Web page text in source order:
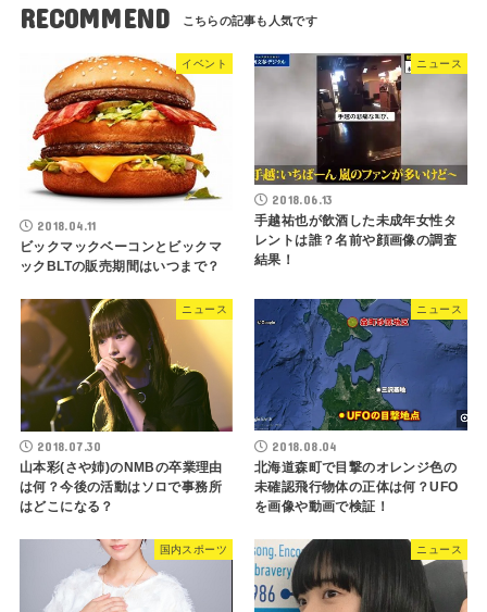
RECOMMEND
イベント
2018.04.11
ビックマックベーコンとビックマ
ックBLTの販売期間はいつまで？
ニュース
2018.06.13
手越祐也が飲酒した未成年女性タ
レントは誰？名前や顔画像の調査
結果！
ニュース
2018.07.30
山本彩(さや姉)のNMBの卒業理由
は何？今後の活動はソロで事務所
はどこになる？
ニュース
2018.08.04
北海道森町で目撃のオレンジ色の
未確認飛行物体の正体は何？UFO
を画像や動画で検証！
国内スポーツ ニュース